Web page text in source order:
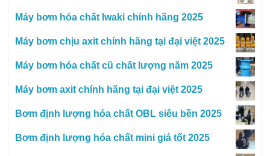
Máy bơm hóa chất Iwaki chính hãng 2025
Máy bơm chịu axit chính hãng tại đại việt 2025
Máy bơm hóa chất cũ chất lượng năm 2025
Máy bơm axit chính hãng tại đại việt 2025
Bơm định lượng hóa chất OBL siêu bền 2025
Bơm định lượng hóa chất mini giá tốt 2025